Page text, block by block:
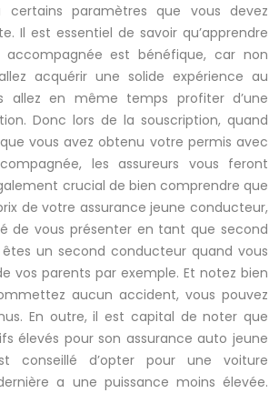
paramètres que vous devez
Il est essentiel de savoir qu’apprendre
est bénéfique, car non
acquérir une solide expérience au
allez en même temps profiter d’une
Donc lors de la souscription, quand
vous avez obtenu votre permis avec
les assureurs vous feront
crucial de bien comprendre que
de votre assurance jeune conducteur,
de vous présenter en tant que second
un second conducteur quand vous
vos parents par exemple. Et notez bien
aucun accident, vous pouvez
En outre, il est capital de noter que
élevés pour son assurance auto jeune
conseillé d’opter pour une voiture
a une puissance moins élevée.